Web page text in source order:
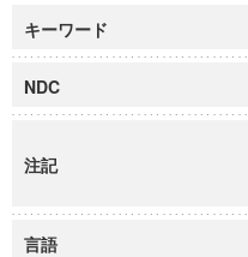
キーワード
NDC
注記
言語